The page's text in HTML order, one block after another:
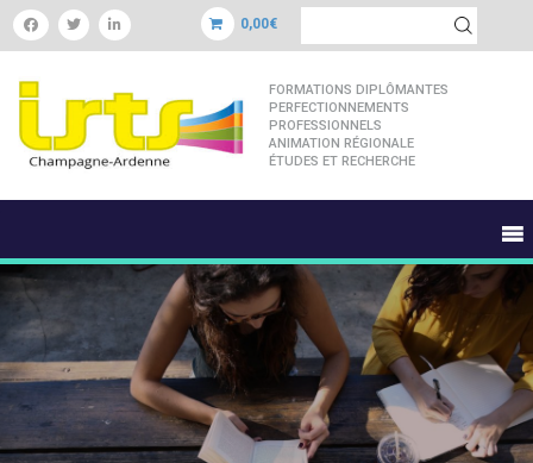
0,00€
FORMATIONS DIPLÔMANTES
PERFECTIONNEMENTS
PROFESSIONNELS
ANIMATION RÉGIONALE
ÉTUDES ET RECHERCHE